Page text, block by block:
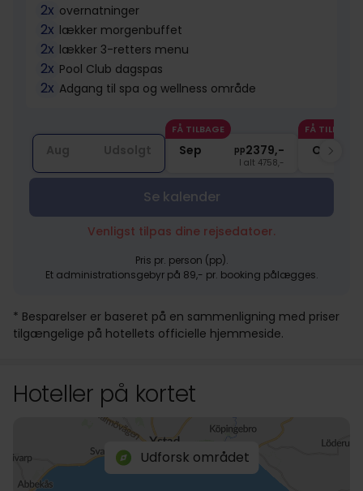
2x overnatninger
2x lækker morgenbuffet
2x lækker 3-retters menu
2x Pool Club dagspas
2x Adgang til spa og wellness område
FÅ TILBAGE
Sep pp2379,-
I alt 4758,-
FÅ TILBAGE
Okt
Se kalender
Venligst tilpas dine rejsedatoer.
Pris pr. person (pp).
Et administrationsgebyr på 89,- pr. booking pålægges.
* Besparelser er baseret på en sammenligning med priser
tilgængelige på hotellets officielle hjemmeside.
Hoteller på kortet
Udforsk området